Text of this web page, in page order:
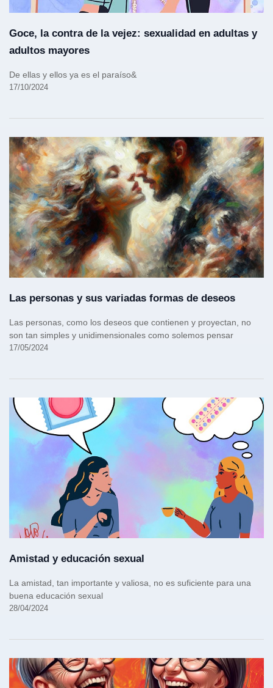
Goce, la contra de la vejez: sexualidad en adultas y
adultos mayores
De ellas y ellos ya es el paraíso&
17/10/2024
Las personas y sus variadas formas de deseos
Las personas, como los deseos que contienen y proyectan, no
son tan simples y unidimensionales como solemos pensar
17/05/2024
Amistad y educación sexual
La amistad, tan importante y valiosa, no es suficiente para una
buena educación sexual
28/04/2024